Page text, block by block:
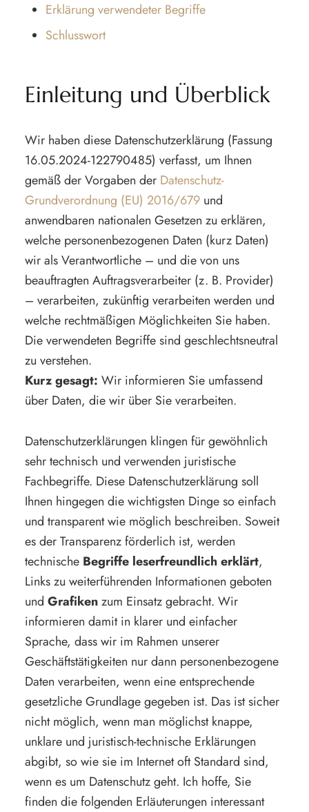
Erklärung verwendeter Begriffe
Schlusswort
Einleitung und Überblick
Wir haben diese Datenschutzerklärung (Fassung
16.05.2024-122790485) verfasst, um Ihnen
gemäß der Vorgaben der Datenschutz-
Grundverordnung (EU) 2016/679und
anwendbaren nationalen Gesetzen zu erklären,
welche personenbezogenen Daten (kurz Daten)
wir als Verantwortliche – und die von uns
beauftragten Auftragsverarbeiter (z. B. Provider)
– verarbeiten, zukünftig verarbeiten werden und
welche rechtmäßigen Möglichkeiten Sie haben.
Die verwendeten Begriffe sind geschlechtsneutral
zu verstehen.
Kurz gesagt: Wir informieren Sie umfassend
über Daten, die wir über Sie verarbeiten.
Datenschutzerklärungen klingen für gewöhnlich
sehr technisch und verwenden juristische
Fachbegriffe. Diese Datenschutzerklärung soll
Ihnen hingegen die wichtigsten Dinge so einfach
und transparent wie möglich beschreiben. Soweit
es der Transparenz förderlich ist, werden
technische Begriffe leserfreundlich erklärt,
Links zu weiterführenden Informationen geboten
und Grafikenzum Einsatz gebracht. Wir
informieren damit in klarer und einfacher
Sprache, dass wir im Rahmen unserer
Geschäftstätigkeiten nur dann personenbezogene
Daten verarbeiten, wenn eine entsprechende
gesetzliche Grundlage gegeben ist. Das ist sicher
nicht möglich, wenn man möglichst knappe,
unklare und juristisch-technische Erklärungen
abgibt, so wie sie im Internet oft Standard sind,
wenn es um Datenschutz geht. Ich hoffe, Sie
finden die folgenden Erläuterungen interessant